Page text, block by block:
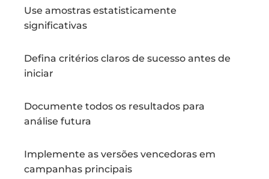
Use amostras estatisticamente
significativas
Defina critérios claros de sucesso antes de
iniciar
Documente todos os resultados para
análise futura
Implemente as versões vencedoras em
campanhas principais